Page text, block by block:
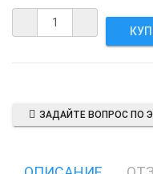
ЗАДАЙТЕ ВОПРОС ПО